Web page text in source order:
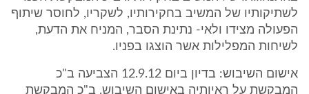
לשתיקותיו של המשיב בחקירותיו, לשקריו, לחוסר שיתוף
הפעולה מצידו ולאי- נתינת הסבר, המניח את הדעת,
לשיחות המפלילות אשר הוצגו בפניו.
אישום השיבוש: בדיון ביום 12.9.12 הצביעה ב"כ
המבקשת על ראיותיה באישום השיבוש. ב"כ המבקשת